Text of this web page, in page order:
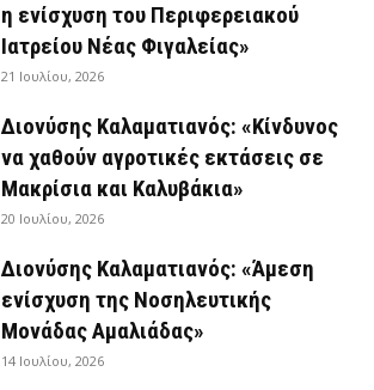
η ενίσχυση του Περιφερειακού
Ιατρείου Νέας Φιγαλείας»
21 Ιουλίου, 2026
Διονύσης Καλαματιανός: «Κίνδυνος
να χαθούν αγροτικές εκτάσεις σε
Μακρίσια και Καλυβάκια»
20 Ιουλίου, 2026
Διονύσης Καλαματιανός: «Άμεση
ενίσχυση της Νοσηλευτικής
Μονάδας Αμαλιάδας»
14 Ιουλίου, 2026